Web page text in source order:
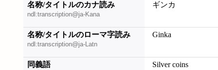
名称/タイトルのカナ読み
ndl:transcription@ja-Kana
ギンカ
名称/タイトルのローマ字読み
ndl:transcription@ja-Latn
Ginka
同義語 Silver coins